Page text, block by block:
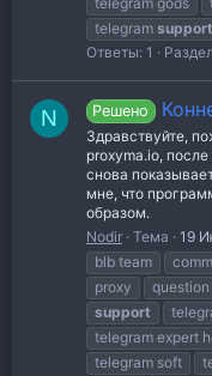
telegram support
Ответы: 1
N Решено
Здравствуйте,
proxyma.io,
снова
мне, что
образом.
Nodir Тема 19
blb team
proxy
question
support
telegram expert
telegram soft